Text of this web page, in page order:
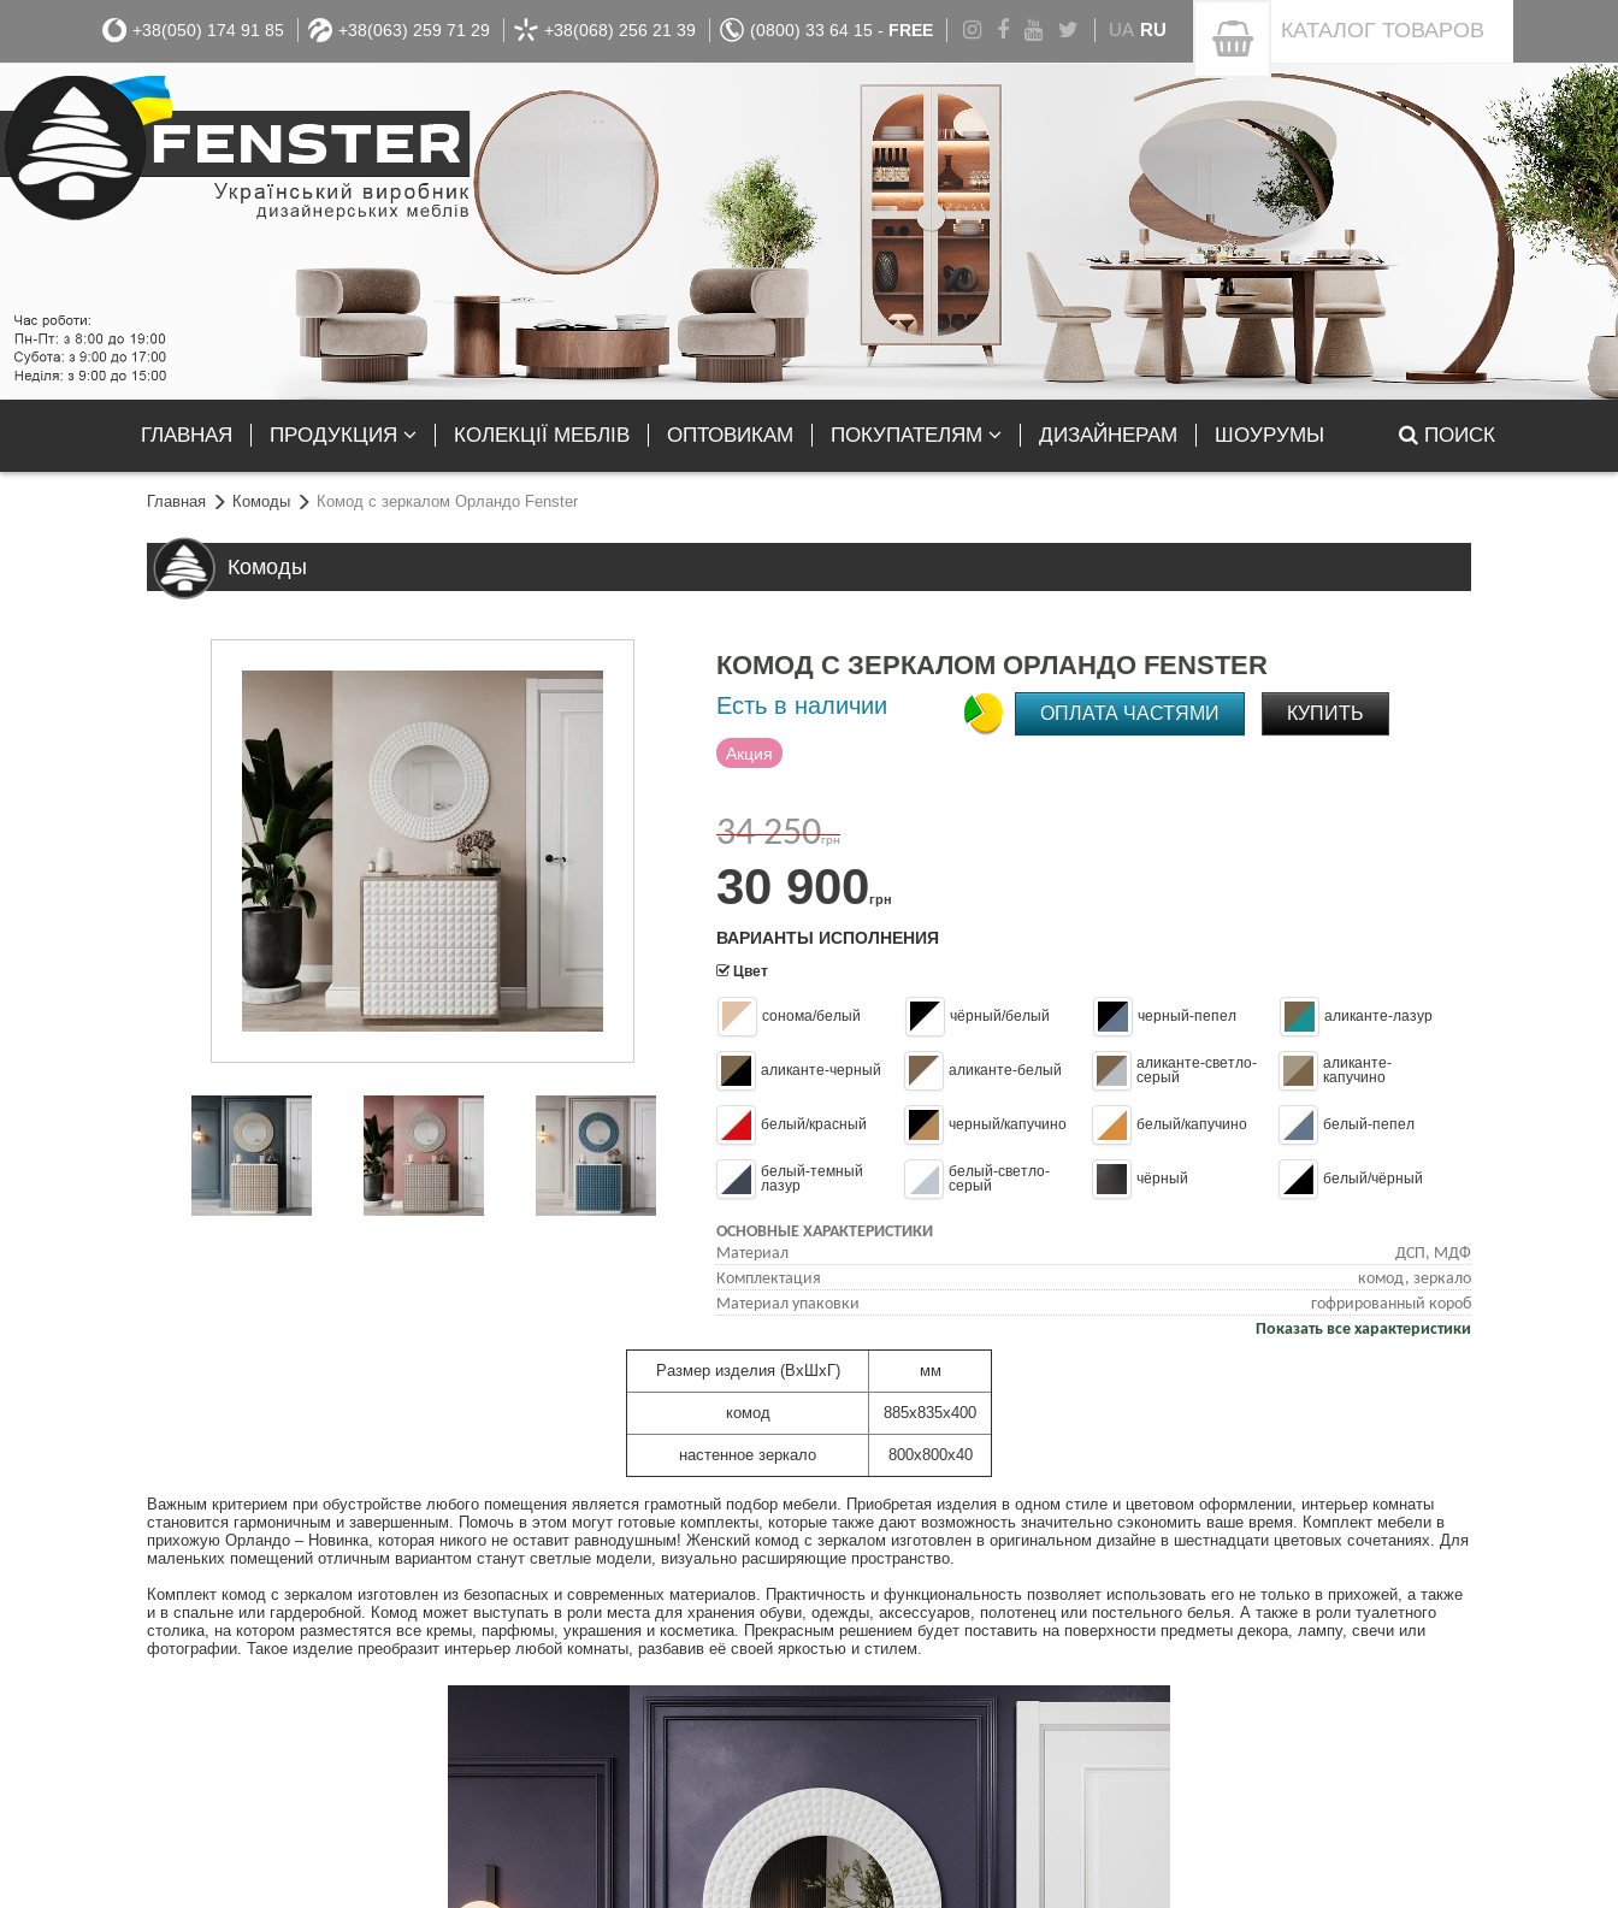
+38(050) 174 91 85 +38(063) 259 71 29 +38(068) 256 21 39 (0800) 33 64 15 - FREE UA RU КАТАЛОГ ТОВАРОВ
ГЛАВНАЯ ПРОДУКЦИЯ КОЛЕКЦІЇ МЕБЛІВ ОПТОВИКАМ ПОКУПАТЕЛЯМ ДИЗАЙНЕРАМ ШОУРУМЫ ПОИСК
Главная Комоды Комод с зеркалом Орландо Fenster
Комоды
КОМОД С ЗЕРКАЛОМ ОРЛАНДО FENSTER
Есть в наличии
Акция
34 250грн
30 900грн
ОПЛАТА ЧАСТЯМИ КУПИТЬ
ВАРИАНТЫ ИСПОЛНЕНИЯ
Цвет
сонома/белый чёрный/белый черный-пепел аликанте-лазур
аликанте-черный аликанте-белый
аликанте-светло-
серый
аликанте-
капучино
белый/красный черный/капучино белый/капучино белый-пепел
белый-темный
лазур
белый-светло-
серый
чёрный белый/чёрный
ОСНОВНЫЕ ХАРАКТЕРИСТИКИ
Материал
ДСП, МДФ
Комплектация
комод, зеркало
Материал упаковки
гофрированный короб
Показать все характеристики
Размер изделия (ВхШхГ) мм
комод 885х835х400
настенное зеркало 800х800х40
Важным критерием при обустройстве любого помещения является грамотный подбор мебели. Приобретая изделия в одном стиле и цветовом оформлении, интерьер комнаты
становится гармоничным и завершенным. Помочь в этом могут готовые комплекты, которые также дают возможность значительно сэкономить ваше время. Комплект мебели в
прихожую Орландо – Новинка, которая никого не оставит равнодушным! Женский комод с зеркалом изготовлен в оригинальном дизайне в шестнадцати цветовых сочетаниях. Для
маленьких помещений отличным вариантом станут светлые модели, визуально расширяющие пространство.
Комплект комод с зеркалом изготовлен из безопасных и современных материалов. Практичность и функциональность позволяет использовать его не только в прихожей, а также
и в спальне или гардеробной. Комод может выступать в роли места для хранения обуви, одежды, аксессуаров, полотенец или постельного белья. А также в роли туалетного
столика, на котором разместятся все кремы, парфюмы, украшения и косметика. Прекрасным решением будет поставить на поверхности предметы декора, лампу, свечи или
фотографии. Такое изделие преобразит интерьер любой комнаты, разбавив её своей яркостью и стилем.